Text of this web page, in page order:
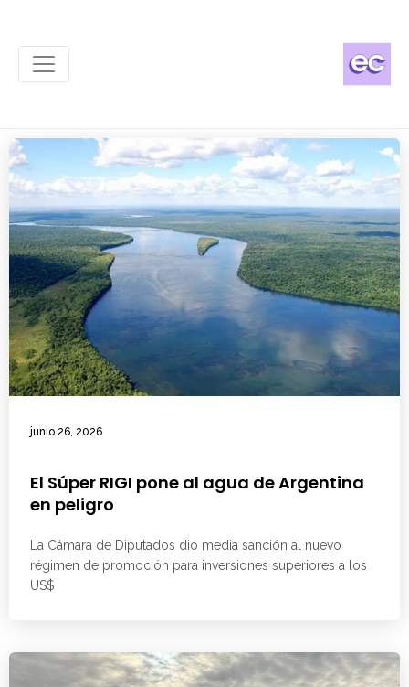
junio 26, 2026
El Súper RIGI pone al agua de Argentina
en peligro
La Cámara de Diputados dio media sanción al nuevo
régimen de promoción para inversiones superiores a los
US$